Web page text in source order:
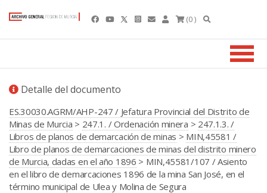
(0 )
Detalle del documento
ES.30030.AGRM/AHP-247 / Jefatura Provincial del Distrito de
Minas de Murcia > 247.1. / Ordenación minera > 247.1.3. /
Libros de planos de demarcación de minas > MIN,45581 /
Libro de planos de demarcaciones de minas del distrito minero
de Murcia, dadas en el año 1896 > MIN,45581/107 / Asiento
en el libro de demarcaciones 1896 de la mina San José, en el
término municipal de Ulea y Molina de Segura